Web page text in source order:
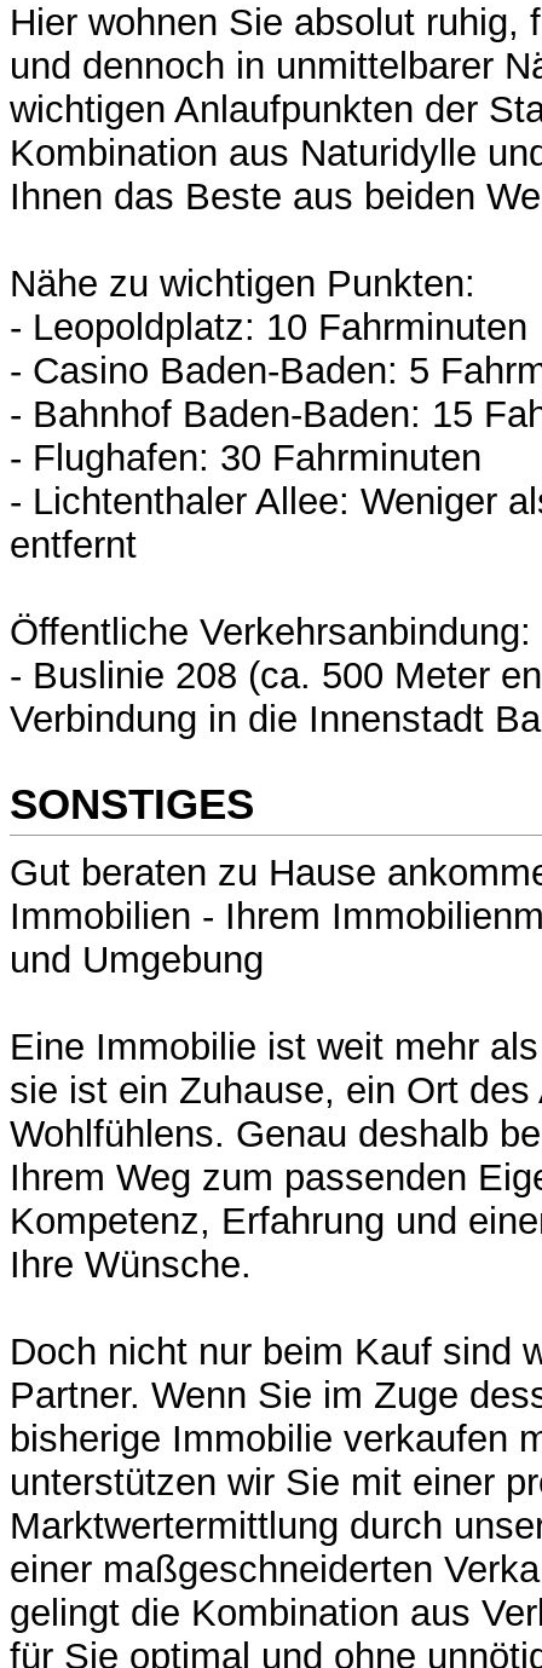
Hier wohnen Sie absolut ruhig,
und dennoch in unmittelbarer
wichtigen Anlaufpunkten der
Kombination aus Naturidylle
Ihnen das Beste aus beiden
Nähe zu wichtigen Punkten:
- Leopoldplatz: 10 Fahrminuten
- Casino Baden-Baden: 5
- Bahnhof Baden-Baden: 15
- Flughafen: 30 Fahrminuten
- Lichtenthaler Allee: Weniger
entfernt
Öffentliche Verkehrsanbindung:
- Buslinie 208 (ca. 500 Meter
Verbindung in die Innenstadt
SONSTIGES
Gut beraten zu Hause
Immobilien - Ihrem
und Umgebung
Eine Immobilie ist weit mehr
sie ist ein Zuhause, ein Ort
Wohlfühlens. Genau deshalb
Ihrem Weg zum passenden
Kompetenz, Erfahrung und
Ihre Wünsche.
Doch nicht nur beim Kauf sind
Partner. Wenn Sie im Zuge
bisherige Immobilie verkaufen
unterstützen wir Sie mit einer
Marktwertermittlung durch
einer maßgeschneiderten
gelingt die Kombination aus
für Sie optimal und ohne